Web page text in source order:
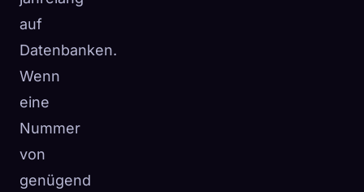
auf
Datenbanken.
Wenn
eine
Nummer
von
genügend